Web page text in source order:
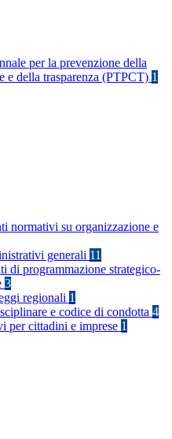
per la prevenzione della
e della trasparenza (PTPCT) 1
normativi su organizzazione e
generali 11
di programmazione strategico-
3
regionali 1
e codice di condotta 4
per cittadini e imprese 1